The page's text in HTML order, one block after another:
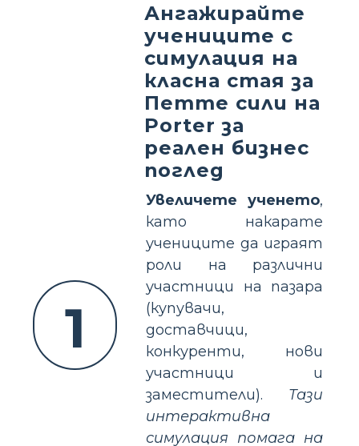
1
Ангажирайте
учениците с
симулация на
класна стая за
Петте сили на
Porter за
реален бизнес
поглед
Увеличете ученето,
като накарате
учениците да играят
роли на различни
участници на пазара
(купувачи,
доставчици,
конкуренти, нови
участници и
заместители). Тази
интерактивна
симулация помага на